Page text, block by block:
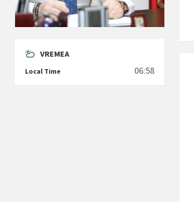
VREMEA
Local Time 06:58